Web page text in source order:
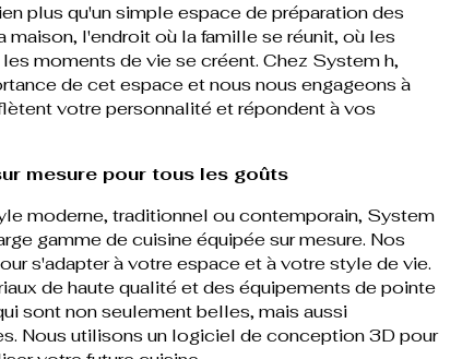
plus qu'un simple espace de préparation des
l'endroit où la famille se réunit, où les
moments de vie se créent. Chez System h,
de cet espace et nous nous engageons à
votre personnalité et répondent à vos
mesure pour tous les goûts
moderne, traditionnel ou contemporain, System
gamme de cuisine équipée sur mesure. Nos
s'adapter à votre espace et à votre style de vie.
de haute qualité et des équipements de pointe
sont non seulement belles, mais aussi
Nous utilisons un logiciel de conception 3D pour